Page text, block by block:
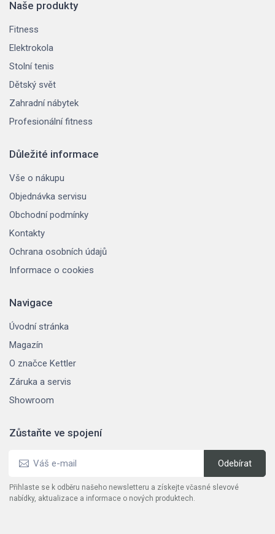
Naše produkty
Fitness
Elektrokola
Stolní tenis
Dětský svět
Zahradní nábytek
Profesionální fitness
Důležité informace
Vše o nákupu
Objednávka servisu
Obchodní podmínky
Kontakty
Ochrana osobních údajů
Informace o cookies
Navigace
Úvodní stránka
Magazín
O značce Kettler
Záruka a servis
Showroom
Zůstaňte ve spojení
Přihlaste se k odběru našeho newsletteru a získejte včasné slevové
nabídky, aktualizace a informace o nových produktech.